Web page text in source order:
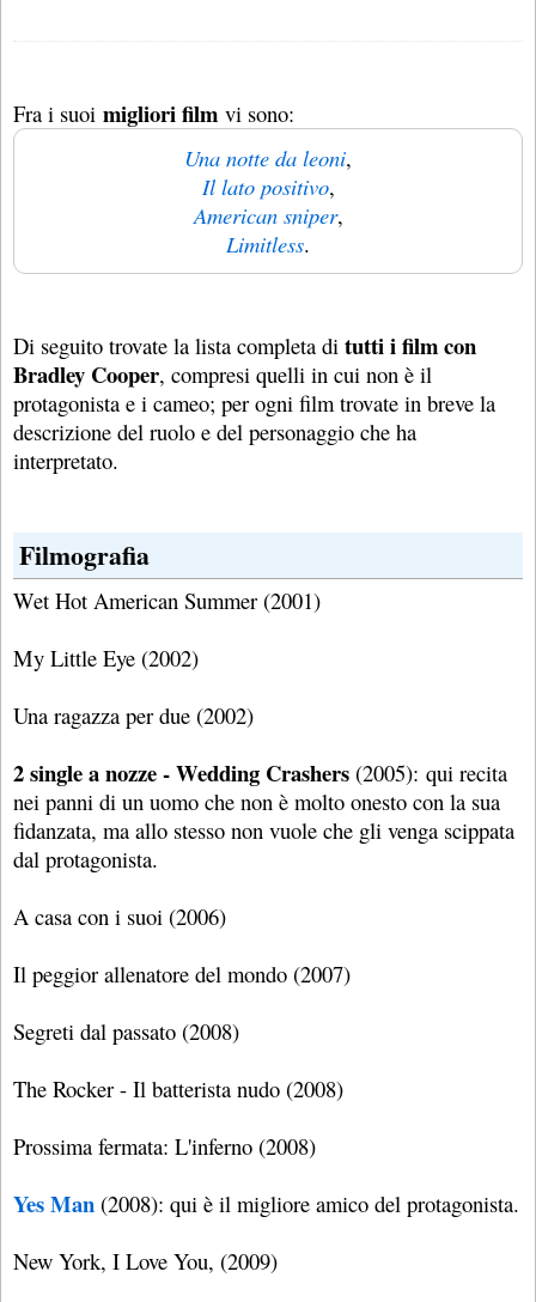
Fra i suoi migliori film vi sono:
Una notte da leoni,
Il lato positivo,
American sniper,
Limitless.
Di seguito trovate la lista completa di tutti i film con
Bradley Cooper, compresi quelli in cui non è il
protagonista e i cameo; per ogni film trovate in breve la
descrizione del ruolo e del personaggio che ha
interpretato.
Filmografia
Wet Hot American Summer (2001)
My Little Eye (2002)
Una ragazza per due (2002)
2 single a nozze - Wedding Crashers (2005): qui recita
nei panni di un uomo che non è molto onesto con la sua
fidanzata, ma allo stesso non vuole che gli venga scippata
dal protagonista.
A casa con i suoi (2006)
Il peggior allenatore del mondo (2007)
Segreti dal passato (2008)
The Rocker - Il batterista nudo (2008)
Prossima fermata: L'inferno (2008)
Yes Man (2008): qui è il migliore amico del protagonista.
New York, I Love You, (2009)